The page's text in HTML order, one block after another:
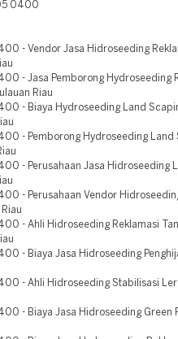
0400
- Vendor Jasa Hidroseeding
- Jasa Pemborong Hydroseeding
Riau
- Biaya Hydroseeding Land
- Pemborong Hydroseeding Land
- Perusahaan Jasa Hidroseeding
- Perusahaan Vendor
- Ahli Hidroseeding Reklamasi
- Biaya Jasa Hidroseeding
- Ahli Hidroseeding Stabilisasi
- Biaya Jasa Hidroseeding Green